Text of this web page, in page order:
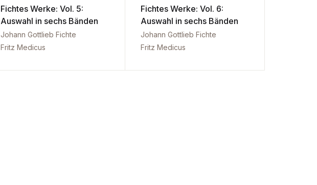
Fichtes Werke: Vol. 5:
Auswahl in sechs Bänden
Johann Gottlieb Fichte
Fritz Medicus
Fichtes Werke: Vol. 6:
Auswahl in sechs Bänden
Johann Gottlieb Fichte
Fritz Medicus